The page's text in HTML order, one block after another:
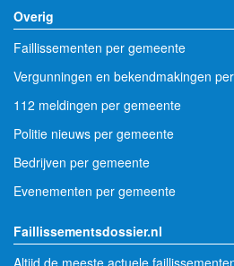
Overig
Faillissementen per gemeente
Vergunningen en bekendmakingen
112 meldingen per gemeente
Politie nieuws per gemeente
Bedrijven per gemeente
Evenementen per gemeente
Faillissementsdossier.nl
Altijd de meeste actuele